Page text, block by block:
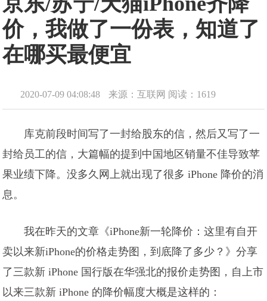
价，我做了一份表，知道了
在哪买最便宜
2020-07-09 04:08:48 来源：互联网 阅读：1619
库克前段时间写了一封给股东的信，然后又写了一
封给员工的信，大篇幅的提到中国地区销量不佳导致苹
果业绩下降。没多久网上就出现了很多 iPhone 降价的消
息。
我在昨天的文章《iPhone新一轮降价：这里有自开
卖以来新iPhone的价格走势图，到底降了多少？》分享
了三款新 iPhone 国行版在华强北的报价走势图，自上市
以来三款新 iPhone 的降价幅度大概是这样的：